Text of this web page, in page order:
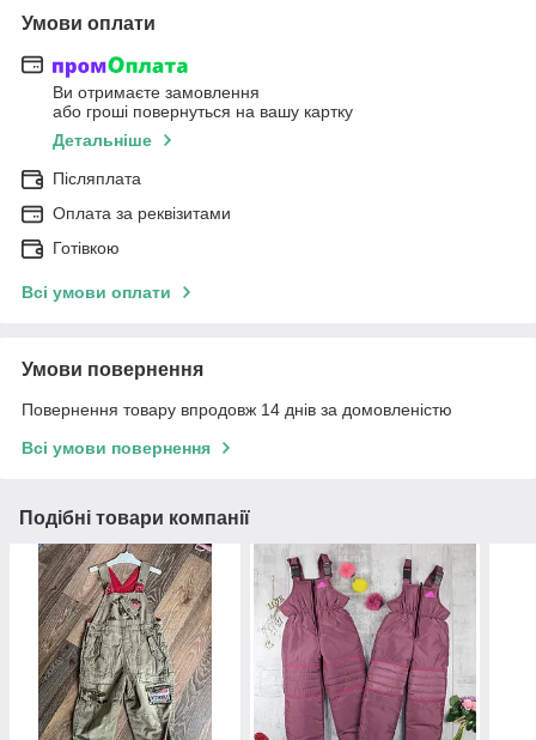
Умови оплати
Ви отримаєте замовлення
або гроші повернуться на вашу картку
Детальніше
Післяплата
Оплата за реквізитами
Готівкою
Всі умови оплати
Умови повернення
Повернення товару впродовж 14 днів за домовленістю
Всі умови повернення
Подібні товари компанії